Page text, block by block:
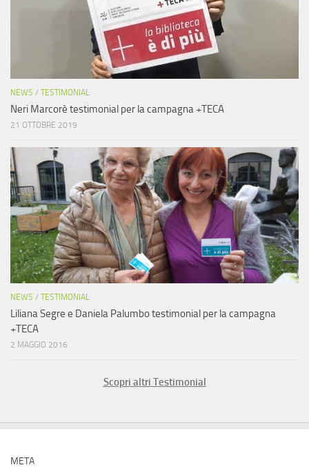
NEWS / TESTIMONIAL
Neri Marcorè testimonial per la campagna +TECA
21 OTTOBRE 2019
NEWS / TESTIMONIAL
Liliana Segre e Daniela Palumbo testimonial per la campagna
+TECA
2 MAGGIO 2016
Scopri altri Testimonial
META